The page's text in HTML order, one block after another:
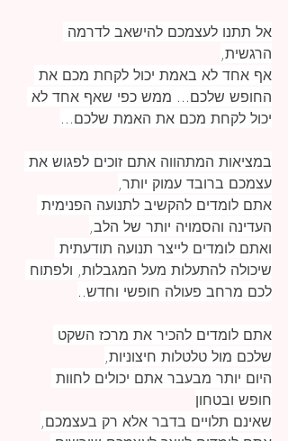
אל תתנו לעצמכם להישאב לדרמה
הרגשית,
אף אחד לא באמת יכול לקחת מכם את
החופש שלכם... ממש כפי שאף אחד לא
יכול לקחת מכם את האמת שלכם...
במציאות המתהווה אתם זוכים לפגוש את
עצמכם ברובד עמוק יותר,
אתם לומדים להקשיב לתנועה הפנימית
העדינה והסמויה יותר של הלב,
ואתם לומדים לייצר תנועה תודעתית
שיכולה להתעלות מעל המגבלות, ולפתוח
לכם מרחב פעולה חופשי וחדש..
אתם לומדים להכיר את מרכז השקט
שלכם מול טלטלות חיצוניות,
היום יותר מבעבר אתם יכולים לחוות
חופש ובטחון
שאינם תלויים בדבר אלא רק בעצמכם,